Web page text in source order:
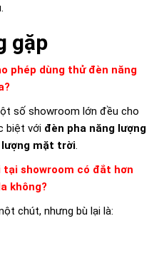
gặp
phép dùng thử đèn năng
số showroom lớn đều cho
biệt với đèn pha năng lượng
lượng mặt trời.
showroom có đắt hơn
không?
chút, nhưng bù lại là: